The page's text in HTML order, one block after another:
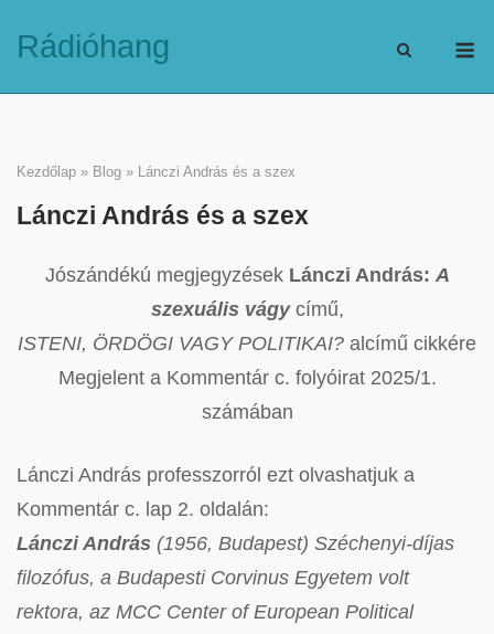
Rádióhang
Kezdőlap » Blog » Lánczi András és a szex
Lánczi András és a szex
Jószándékú megjegyzések Lánczi András: A
szexuális vágycímű,
ISTENI, ÖRDÖGI VAGY POLITIKAI? alcímű cikkére
Megjelent a Kommentár c. folyóirat 2025/1.
számában
Lánczi András professzorról ezt olvashatjuk a
Kommentár c. lap 2. oldalán:
Lánczi András (1956, Budapest) Széchenyi-díjas
filozófus, a Budapesti Corvinus Egyetem volt
rektora, az MCC Center of European Political